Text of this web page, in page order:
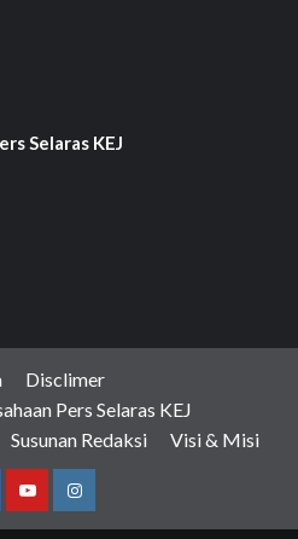
Selaras KEJ
Disclimer
Pers Selaras KEJ
Susunan Redaksi Visi & Misi
YoutubeInstagram